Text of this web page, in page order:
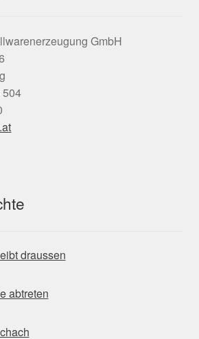
GmbH
504
draussen
abtreten